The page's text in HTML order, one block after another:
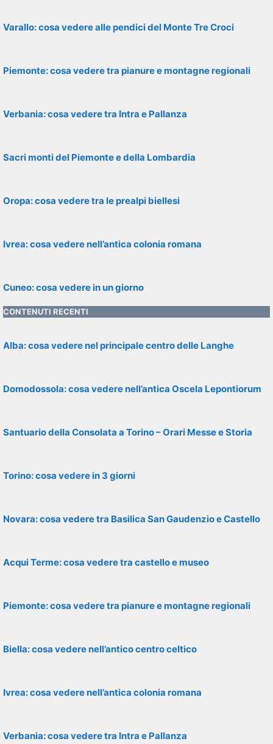
Varallo: cosa vedere alle pendici del Monte Tre Croci
Piemonte: cosa vedere tra pianure e montagne regionali
Verbania: cosa vedere tra Intra e Pallanza
Sacri monti del Piemonte e della Lombardia
Oropa: cosa vedere tra le prealpi biellesi
Ivrea: cosa vedere nell’antica colonia romana
Cuneo: cosa vedere in un giorno
CONTENUTI RECENTI
Alba: cosa vedere nel principale centro delle Langhe
Domodossola: cosa vedere nell’antica Oscela Lepontiorum
Santuario della Consolata a Torino – Orari Messe e Storia
Torino: cosa vedere in 3 giorni
Novara: cosa vedere tra Basilica San Gaudenzio e Castello
Acqui Terme: cosa vedere tra castello e museo
Piemonte: cosa vedere tra pianure e montagne regionali
Biella: cosa vedere nell’antico centro celtico
Ivrea: cosa vedere nell’antica colonia romana
Verbania: cosa vedere tra Intra e Pallanza